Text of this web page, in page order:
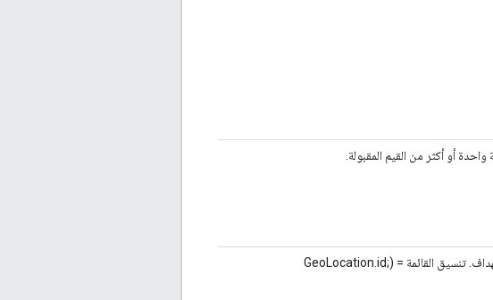
واحدة أو أكثر من القيم المقبولة.
المطلوب تضمينها في الاستهداف. تنسيق القائمة = (GeoLocation.id;